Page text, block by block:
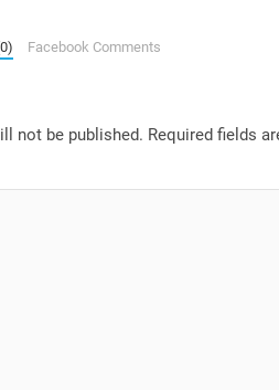
Facebook Comments
not be published. Required fields